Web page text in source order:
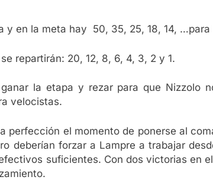
y en la meta hay 50, 35, 25, 18, 14, …para
repartirán: 20, 12, 8, 6, 4, 3, 2 y 1.
la etapa y rezar para que Nizzolo
velocistas.
perfección el momento de ponerse al
deberían forzar a Lampre a trabajar
suficientes. Con dos victorias en